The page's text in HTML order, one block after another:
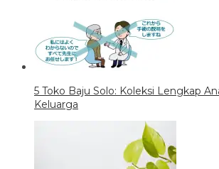
5 Toko Baju Solo: Koleksi Lengkap
Keluarga